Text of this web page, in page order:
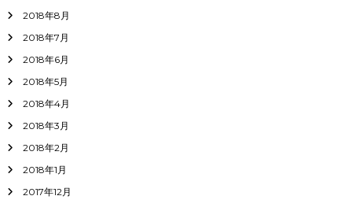
2018年8月
2018年7月
2018年6月
2018年5月
2018年4月
2018年3月
2018年2月
2018年1月
2017年12月